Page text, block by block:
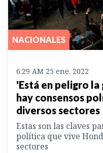
NACIONALES
6:29 AM 25 ene. 2022
'Está en peligro
hay consensos
diversos sectores
Estas son las claves
política que vive
sectores